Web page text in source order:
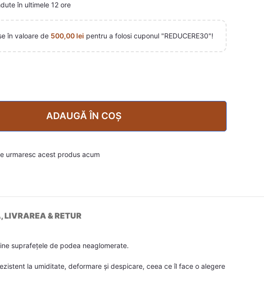
în ultimele 12 ore
în valoare de 500,00 lei pentru a folosi cuponul "REDUCERE30"!
ADAUGĂ ÎN COȘ
urmaresc acest produs acum
LIVRAREA & RETUR
suprafețele de podea neaglomerate.
la umiditate, deformare și despicare, ceea ce îl face o alegere